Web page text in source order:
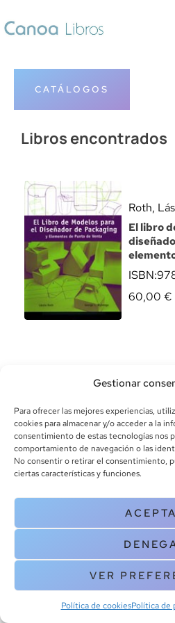
Gestionar
Para ofrecer las mejores experiencias,
cookies para almacenar y/o acceder a la
consentimiento de estas tecnologías nos
comportamiento de navegación o las
No consentir o retirar el consentimiento,
ciertas características y funciones.
VER
Política de cookiesPolítica de
CATÁLOGOS
Libros encontrados
Roth,
El libro
ISBN:
60,00 €
+34 934 242
Copyright © 2025 Canoa Libros. All
cookies